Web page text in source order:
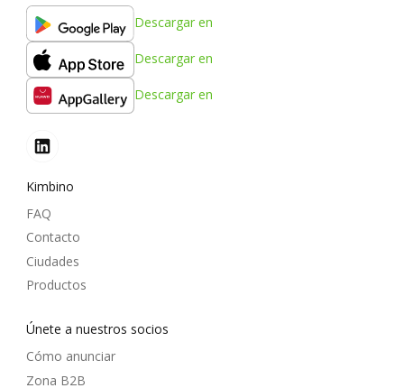
Descargar en
Descargar en
Descargar en
Kimbino
FAQ
Contacto
Ciudades
Productos
Únete a nuestros socios
Cómo anunciar
Zona B2B